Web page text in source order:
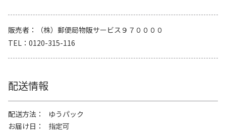
販売者
（株）郵便局物販サービス９７００００
TEL
0120-315-116
配送情報
配送方法
ゆうパック
お届け日
指定可